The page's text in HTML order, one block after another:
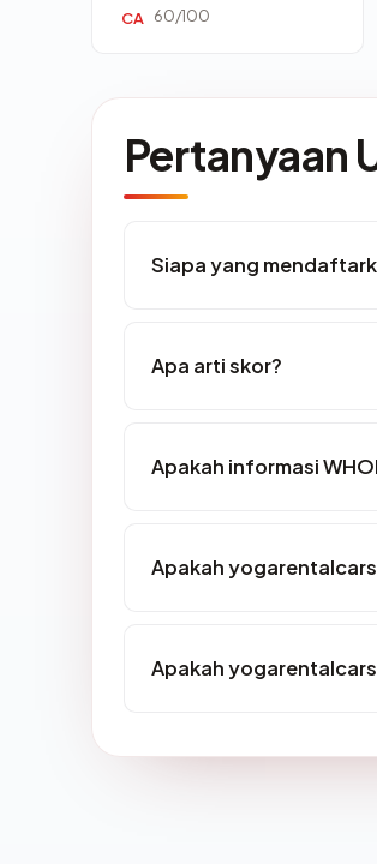
CA 60/100
Pertanyaan
Siapa yang
Apa arti skor?
Apakah informasi
Apakah
Apakah